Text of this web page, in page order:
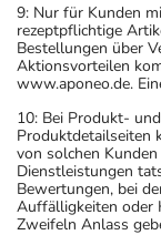
9: Nur für Kunden
rezeptpflichtige
Bestellungen über
Aktionsvorteilen
www.aponeo.de.
10: Bei Produkt-
Produktdetailseiten
von solchen
Dienstleistungen
Bewertungen, bei
Auffälligkeiten oder
Zweifeln Anlass